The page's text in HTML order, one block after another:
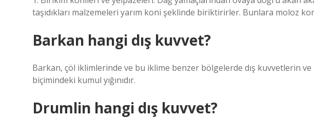
taşıdıkları malzemeleri yarım koni şeklinde biriktirirler. Bunlara moloz
Barkan hangi dış kuvvet?
Barkan, çöl iklimlerinde ve bu iklime benzer bölgelerde dış kuvvetlerin
biçimindeki kumul yığınıdır.
Drumlin hangi dış kuvvet?